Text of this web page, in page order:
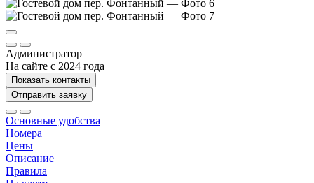
Администратор
На сайте с 2024 года
Показать контакты
Отправить заявку
Основные удобства
Номера
Цены
Описание
Правила